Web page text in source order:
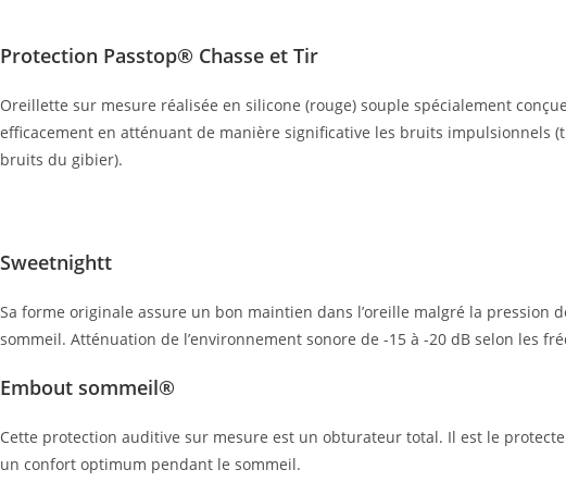
Protection Passtop® Chasse et Tir
Oreillette sur mesure réalisée en silicone (rouge) souple spécialement
efficacement en atténuant de manière significative les bruits impulsionnels
bruits du gibier).
Sweetnightt
Sa forme originale assure un bon maintien dans l’oreille malgré la pression
sommeil. Atténuation de l’environnement sonore de -15 à -20 dB selon les
Embout sommeil®
Cette protection auditive sur mesure est un obturateur total. Il est le
un confort optimum pendant le sommeil.